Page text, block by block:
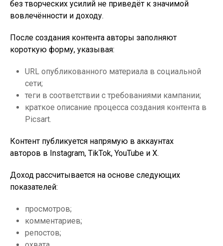
без творческих усилий не приведёт к значимой
вовлечённости и доходу.
После создания контента авторы заполняют
короткую форму, указывая:
URL опубликованного материала в социальной
сети;
теги в соответствии с требованиями кампании;
краткое описание процесса создания контента в
Picsart.
Контент публикуется напрямую в аккаунтах
авторов в Instagram, TikTok, YouTube и X.
Доход рассчитывается на основе следующих
показателей:
просмотров;
комментариев;
репостов;